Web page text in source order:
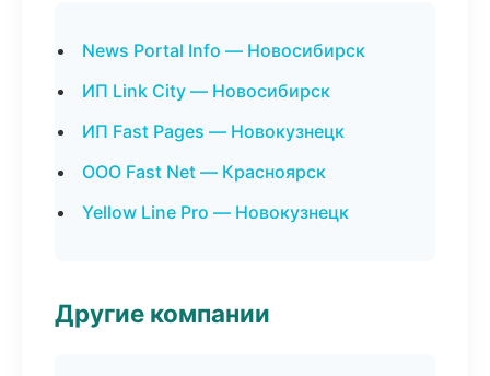
News Portal Info — Новосибирск
ИП Link City — Новосибирск
ИП Fast Pages — Новокузнецк
ООО Fast Net — Красноярск
Yellow Line Pro — Новокузнецк
Другие компании